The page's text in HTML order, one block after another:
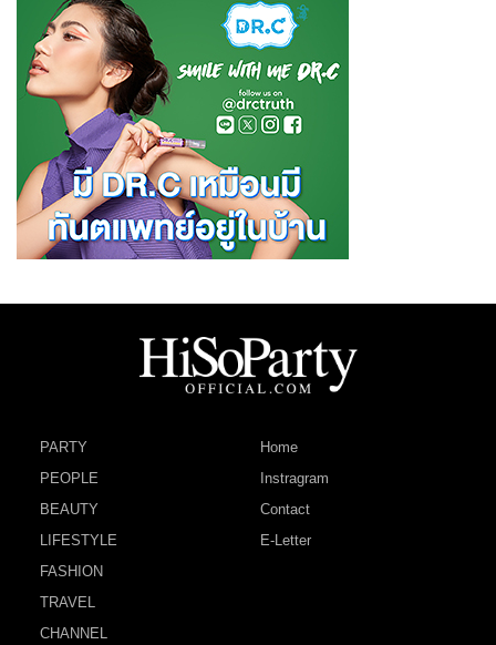
PARTY
PEOPLE
BEAUTY
LIFESTYLE
FASHION
TRAVEL
CHANNEL
Home
Instragram
Contact
E-Letter